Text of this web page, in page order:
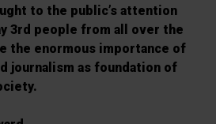
to the public’s attention
3rd people from all over the
the enormous importance of
journalism as foundation of